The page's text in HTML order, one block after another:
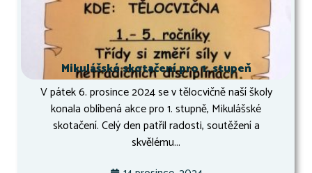
Mikulášské skotačení pro 1. stupeň
V pátek 6. prosince 2024 se v tělocvičně naší školy
konala oblíbená akce pro 1. stupně, Mikulášské
skotačení. Celý den patřil radosti, soutěžení a
skvělému...